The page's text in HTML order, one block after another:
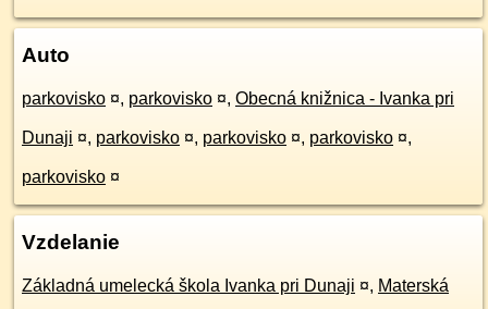
Auto
parkovisko ¤, parkovisko ¤, Obecná knižnica - Ivanka pri
Dunaji ¤, parkovisko ¤, parkovisko ¤, parkovisko ¤,
parkovisko ¤
Vzdelanie
Základná umelecká škola Ivanka pri Dunaji ¤, Materská